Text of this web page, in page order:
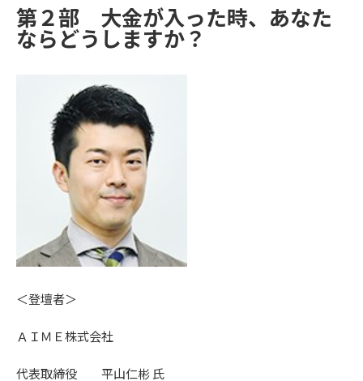
第２部 大金が入った時、あなた
ならどうしますか？
＜登壇者＞
ＡＩＭＥ株式会社
代表取締役 平山仁彬 氏